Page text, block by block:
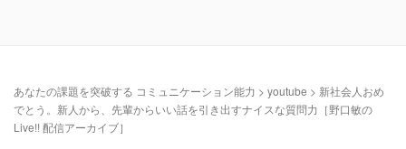
あなたの課題を突破する コミュニケーション能力 > youtube > 新社会人おめ
でとう。新人から、先輩からいい話を引き出すナイスな質問力［野口敏の
Live!! 配信アーカイブ］